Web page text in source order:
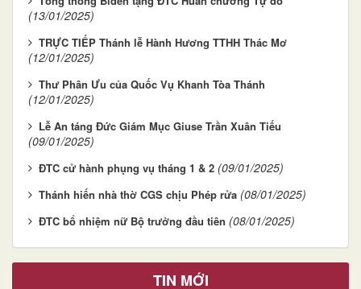
(13/01/2025)
TRỰC TIẾP Thánh lễ Hành Hương TTHH Thác Mơ
(12/01/2025)
Thư Phân Ưu của Quốc Vụ Khanh Tòa Thánh
(12/01/2025)
Lễ An táng Đức Giám Mục Giuse Trần Xuân Tiếu
(09/01/2025)
ĐTC cử hành phụng vụ tháng 1 & 2 (09/01/2025)
Thánh hiến nhà thờ CGS chịu Phép rửa (08/01/2025)
ĐTC bổ nhiệm nữ Bộ trưởng đầu tiên (08/01/2025)
TIN MỚI